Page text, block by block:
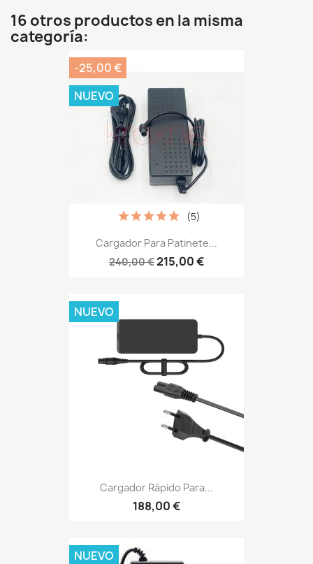
16 otros productos en la misma
categoría:
Cargador Para Patinete...
240,00 €215,00 €
(5)
-25,00 €
NUEVO
Cargador Rápido Para...
188,00 €
NUEVO
NUEVO